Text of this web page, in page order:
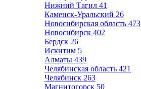
Нижний Тагил 41
Каменск-Уральский 26
Новосибирская область 473
Новосибирск 402
Бердск 26
Искитим 5
Алматы 439
Челябинская область 421
Челябинск 263
Магнитогорск 50